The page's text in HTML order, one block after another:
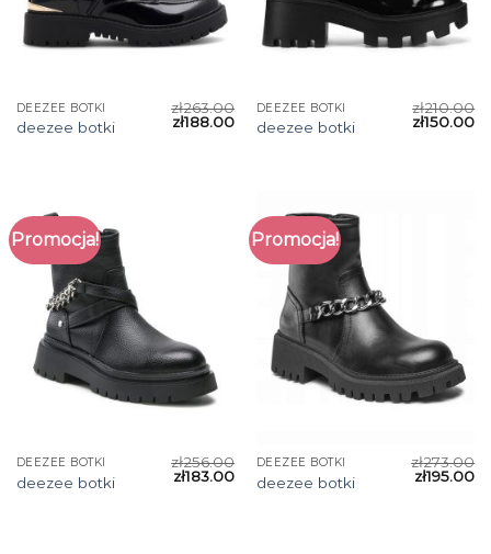
DEEZEE BOTKI
deezee botki
zł263.00
zł188.00
DEEZEE BOTKI
deezee botki
zł210.00
zł150.00
Promocja!
DEEZEE BOTKI
deezee botki
zł256.00
zł183.00
Promocja!
DEEZEE BOTKI
deezee botki
zł273.00
zł195.00